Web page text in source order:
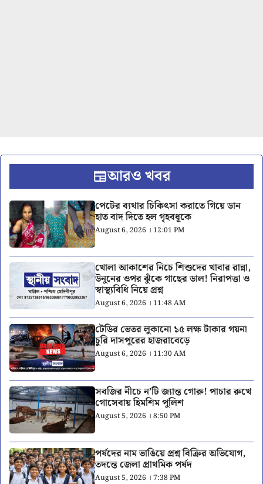
আরও খবর
পেটের ব্যথার চিকিৎসা করাতে গিয়ে ডান
হাত বাদ দিতে হল গৃহবধূকে
August 6, 2026 । 12:01 PM
খোলা আকাশের নিচে শিশুদের খাবার রান্না,
উনুনের ওপর ঝুঁকে গাছের ডাল! নিরাপত্তা ও
স্বাস্থ্যবিধি নিয়ে প্রশ্ন
August 6, 2026 । 11:48 AM
টেডির ভেতর লুকানো ১৫ লক্ষ টাকার গয়না
চুরি দাসপুরের হাজরাবেড়ে
August 6, 2026 । 11:30 AM
সবজির নীচে ন’টি জ্যান্ত গোরু! পাচার রুখে
গোসেবায় হিমশিম পুলিশ
August 5, 2026 । 8:50 PM
পর্ষদের নাম ভাঙিয়ে প্রশ্ন বিক্রির অভিযোগ,
তদন্তে জেলা প্রাথমিক পর্ষদ
August 5, 2026 । 7:38 PM